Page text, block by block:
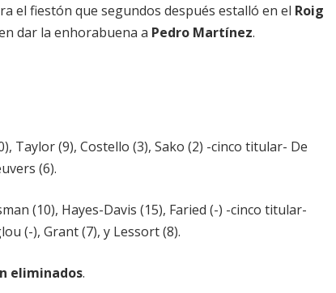
el fiestón que segundos después estalló en el Roig
dar la enhorabuena a Pedro Martínez.
Taylor (9), Costello (3), Sako (2) -cinco titular- De
(6).
(10), Hayes-Davis (15), Faried (-) -cinco titular-
(-), Grant (7), y Lessort (8).
eliminados.